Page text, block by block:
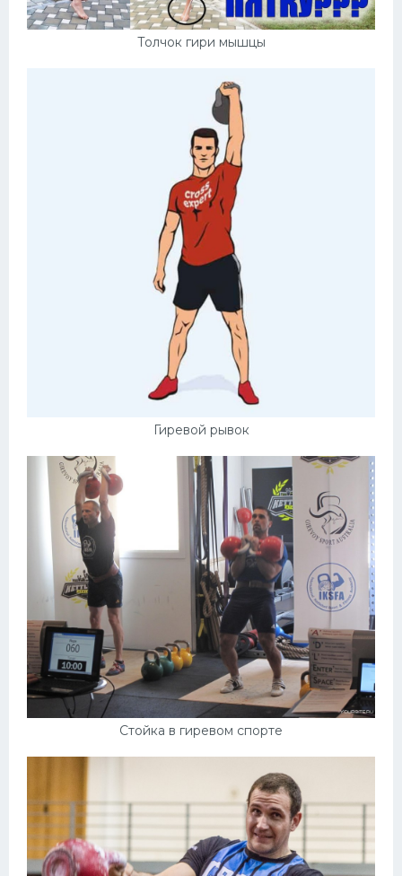
Толчок гири мышцы
Гиревой рывок
Стойка в гиревом спорте